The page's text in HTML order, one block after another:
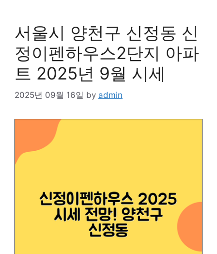
서울시 양천구 신정동 신
정이펜하우스2단지 아파
트 2025년 9월 시세
2025년 09월 16일 by admin